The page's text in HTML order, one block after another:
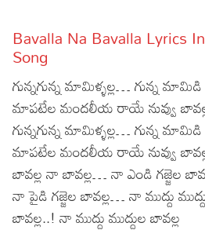
Articles
Facts
Devotional
Christianity
Hinduism
Hindi
Lyrics in Hindi –
Lyrics in Hindi – Movie
Tamil
Lyrics in Tamil – Devotional
Kannada
Bavalla Na Bavalla Lyrics
Song
గున్నగున్న మామిళ్ళల్ల… గున్న
మాపటేల మందలీయ రాయే నువ్వు
గున్నగున్న మామిళ్ళల్ల… గున్న
మాపటేల మందలీయ రాయే నువ్వు
బావల్ల నా బావల్ల… నా ఎండి గజ్జెల
నా పైడి గజ్జెల బావల్ల… నా ముద్దు
బావల్ల..! నా ముద్దు ముద్దుల బావల్ల